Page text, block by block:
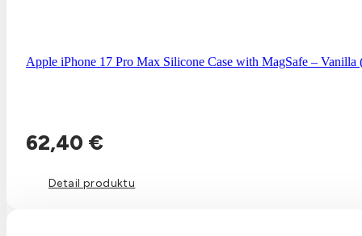
Apple iPhone 17 Pro Max Silicone Case with MagSafe –
62,40 €
Detail produktu